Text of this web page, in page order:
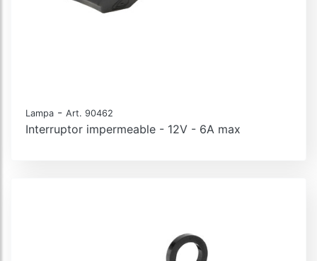
Lampa - Art. 90462
Interruptor impermeable - 12V - 6A max